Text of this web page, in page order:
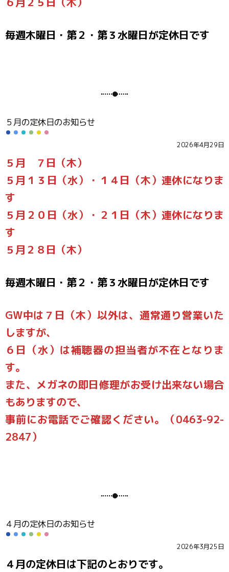
毎週木曜日・第２・第３水曜日が定休日です
５月の定休日のお知らせ
2026年4月29日
５月 ７日（木）
５月１３日（水）・１４日（木）連休になりま
す
５月２０日（水）・２１日（木）連休になりま
す
５月２８日（木）
毎週木曜日・第２・第３水曜日が定休日です
GW中は７日（木）以外は、通常通り営業いた
しますが、
６日（水）は補聴器の担当者が不在となりま
す。
また、メガネの即日修理がお受け出来ない場合
もありますので、
事前にお電話でご確認ください。（0463-92-
2847）
４月の定休日のお知らせ
2026年3月25日
４月の定休日は下記のとおりです。